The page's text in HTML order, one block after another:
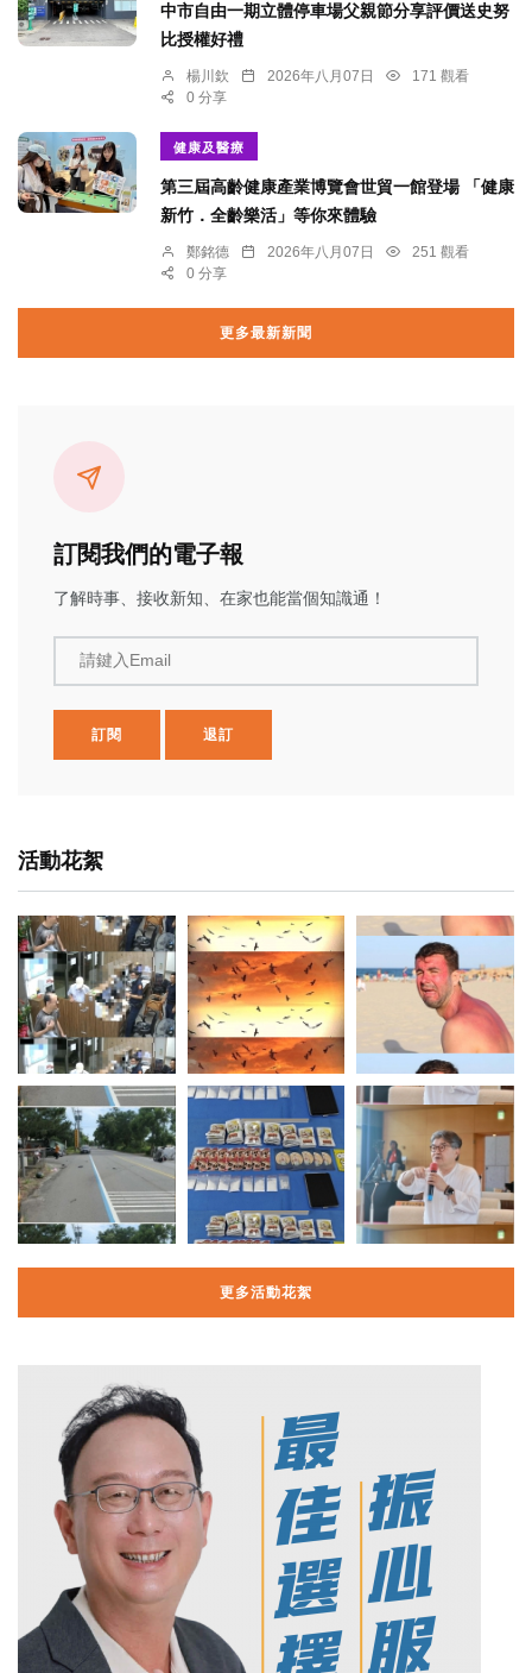
中市自由一期立體停車場父親節分享評價送史努
比授權好禮
楊川欽 2026年八月07日
171 觀看
0 分享
健康及醫療
第三屆高齡健康產業博覽會世貿一館登場 「健康
新竹．全齡樂活」等你來體驗
鄭銘德 2026年八月07日
251 觀看
0 分享
更多最新新聞
訂閱我們的電子報
了解時事、接收新知、在家也能當個知識通！
請鍵入Email
訂閱 退訂
活動花絮
更多活動花絮